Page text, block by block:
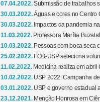
07.04.2022.Submissão de trabalhos
30.03.2022.Águas e cores no Centro
30.03.2022. Impactos da pandemia
11.03.2022. Professora Marília
10.03.2022. Pessoas com boca seca
25.02.2022. FOB-USP seleciona
11.02.2022. Medicina realiza em abril
10.02.2022. USP 2022: Campanha
03.01.2022. USP e governo estadual
23.12.2021. Menção Honrosa em